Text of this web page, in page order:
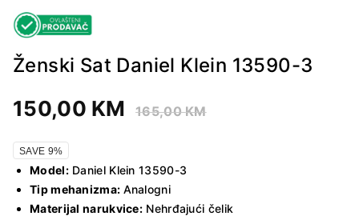
Ženski Sat Daniel Klein 13590-3
150,00 KM 165,00KM
SAVE 9%
Model:Daniel Klein 13590-3
Tip mehanizma: Analogni
Materijal narukvice: Nehrđajući čelik